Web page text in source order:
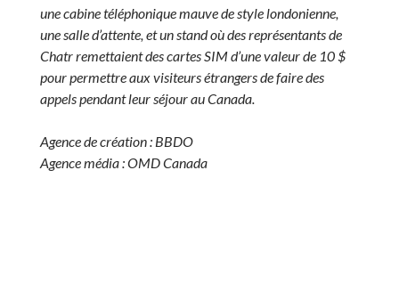
une cabine téléphonique mauve de style londonienne,
une salle d’attente, et un stand où des représentants de
Chatr remettaient des cartes SIM d’une valeur de 10 $
pour permettre aux visiteurs étrangers de faire des
appels pendant leur séjour au Canada.
Agence de création : BBDO
Agence média : OMD Canada